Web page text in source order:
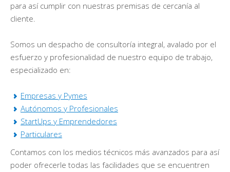
para así cumplir con nuestras premisas de cercanía al
cliente.
Somos un despacho de consultoría integral, avalado por el
esfuerzo y profesionalidad de nuestro equipo de trabajo,
especializado en:
Empresas y Pymes
Autónomos y Profesionales
StartUps y Emprendedores
Particulares
Contamos con los medios técnicos más avanzados para así
poder ofrecerle todas las facilidades que se encuentren